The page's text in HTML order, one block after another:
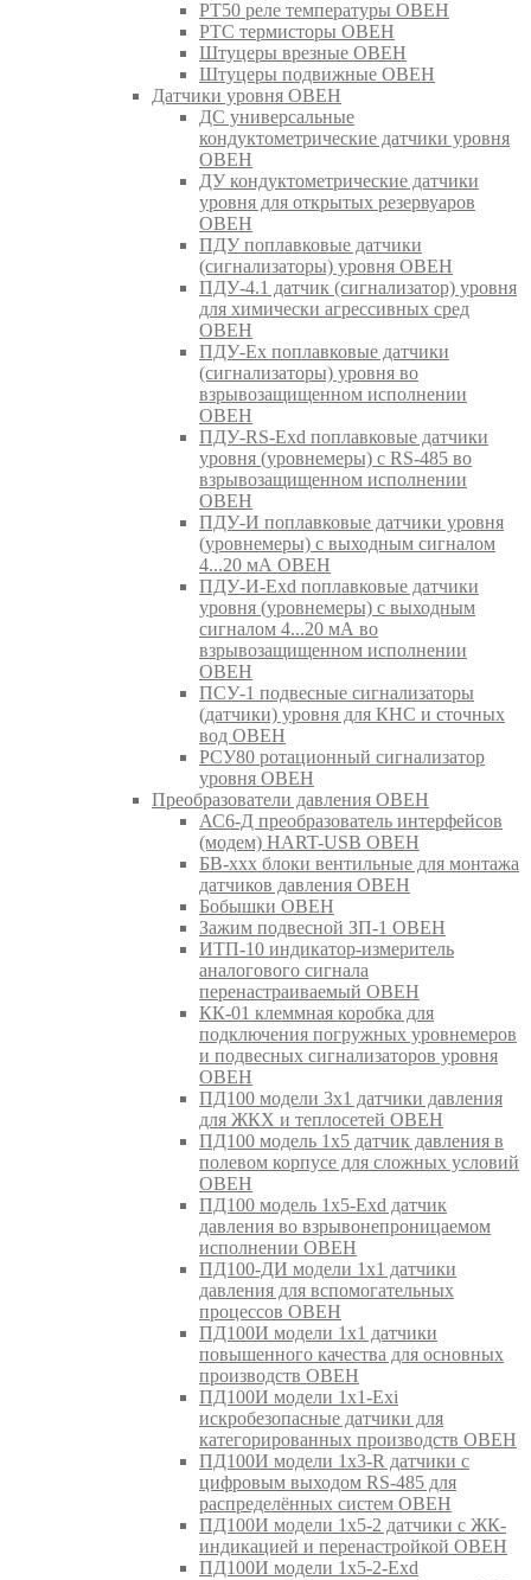
РТ50 реле температуры ОВЕН
РТС термисторы ОВЕН
Штуцеры врезные ОВЕН
Штуцеры подвижные ОВЕН
Датчики уровня ОВЕН
ДС универсальные
кондуктометрические датчики уровня
ОВЕН
ДУ кондуктометрические датчики
уровня для открытых резервуаров
ОВЕН
ПДУ поплавковые датчики
(сигнализаторы) уровня ОВЕН
ПДУ-4.1 датчик (сигнализатор) уровня
для химически агрессивных сред
ОВЕН
ПДУ-Ex поплавковые датчики
(сигнализаторы) уровня во
взрывозащищенном исполнении
ОВЕН
ПДУ-RS-Exd поплавковые датчики
уровня (уровнемеры) с RS-485 во
взрывозащищенном исполнении
ОВЕН
ПДУ-И поплавковые датчики уровня
(уровнемеры) с выходным сигналом
4...20 мА ОВЕН
ПДУ-И-Exd поплавковые датчики
уровня (уровнемеры) с выходным
сигналом 4...20 мА во
взрывозащищенном исполнении
ОВЕН
ПСУ-1 подвесные сигнализаторы
(датчики) уровня для КНС и сточных
вод ОВЕН
РСУ80 ротационный сигнализатор
уровня ОВЕН
Преобразователи давления ОВЕН
АС6-Д преобразователь интерфейсов
(модем) HART-USB ОВЕН
БВ-ххх блоки вентильные для монтажа
датчиков давления ОВЕН
Бобышки ОВЕН
Зажим подвесной ЗП-1 ОВЕН
ИТП-10 индикатор-измеритель
аналогового сигнала
перенастраиваемый ОВЕН
КК-01 клеммная коробка для
подключения погружных уровнемеров
и подвесных сигнализаторов уровня
ОВЕН
ПД100 модели 3х1 датчики давления
для ЖКХ и теплосетей ОВЕН
ПД100 модель 1х5 датчик давления в
полевом корпусе для сложных условий
ОВЕН
ПД100 модель 1х5-Exd датчик
давления во взрывонепроницаемом
исполнении ОВЕН
ПД100-ДИ модели 1х1 датчики
давления для вспомогательных
процессов ОВЕН
ПД100И модели 1х1 датчики
повышенного качества для основных
производств ОВЕН
ПД100И модели 1х1-Exi
искробезопасные датчики для
категорированных производств ОВЕН
ПД100И модели 1х3-R датчики с
цифровым выходом RS-485 для
распределённых систем ОВЕН
ПД100И модели 1х5-2 датчики с ЖК-
индикацией и перенастройкой ОВЕН
ПД100И модели 1х5-2-Exd